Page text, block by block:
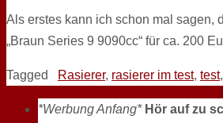
Als erstes kann ich schon mal sagen,
„Braun Series 9 9090cc“ für ca. 200
Tagged Rasierer, rasierer im test, test,
*Werbung Anfang* Hör auf zu